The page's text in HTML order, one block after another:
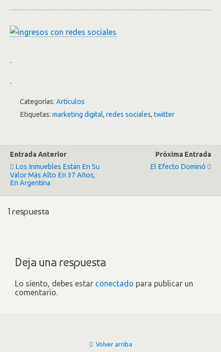
.
.
Categorías: Artículos
Etiquetas: marketing digital, redes sociales, twitter
Entrada Anterior
Los Inmuebles Están En Su
Valor Más Alto En 37 Años,
En Argentina
Próxima Entrada
El Efecto Dominó
1 respuesta
Deja una respuesta
Lo siento, debes estar conectado para publicar un
comentario.
Volver arriba